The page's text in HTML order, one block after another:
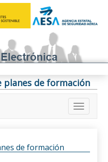
planes de formación
de formación